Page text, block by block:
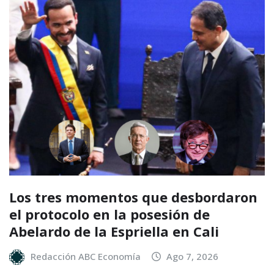
Los tres momentos que desbordaron
el protocolo en la posesión de
Abelardo de la Espriella en Cali
Redacción ABC Economía Ago 7, 2026